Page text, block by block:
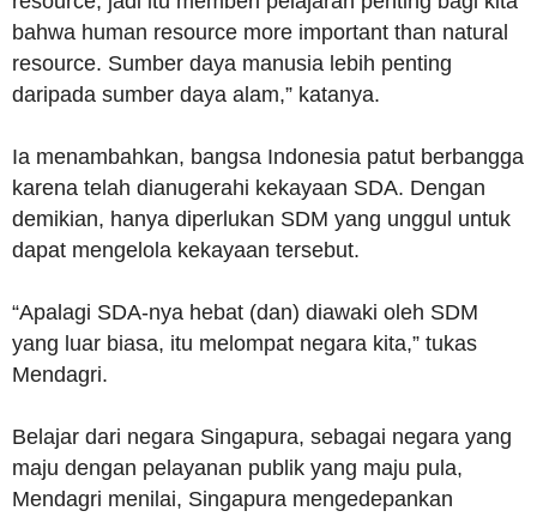
bahwa human resource more important than natural
resource. Sumber daya manusia lebih penting
daripada sumber daya alam,” katanya.
Ia menambahkan, bangsa Indonesia patut berbangga
karena telah dianugerahi kekayaan SDA. Dengan
demikian, hanya diperlukan SDM yang unggul untuk
dapat mengelola kekayaan tersebut.
“Apalagi SDA-nya hebat (dan) diawaki oleh SDM
yang luar biasa, itu melompat negara kita,” tukas
Mendagri.
Belajar dari negara Singapura, sebagai negara yang
maju dengan pelayanan publik yang maju pula,
Mendagri menilai, Singapura mengedepankan